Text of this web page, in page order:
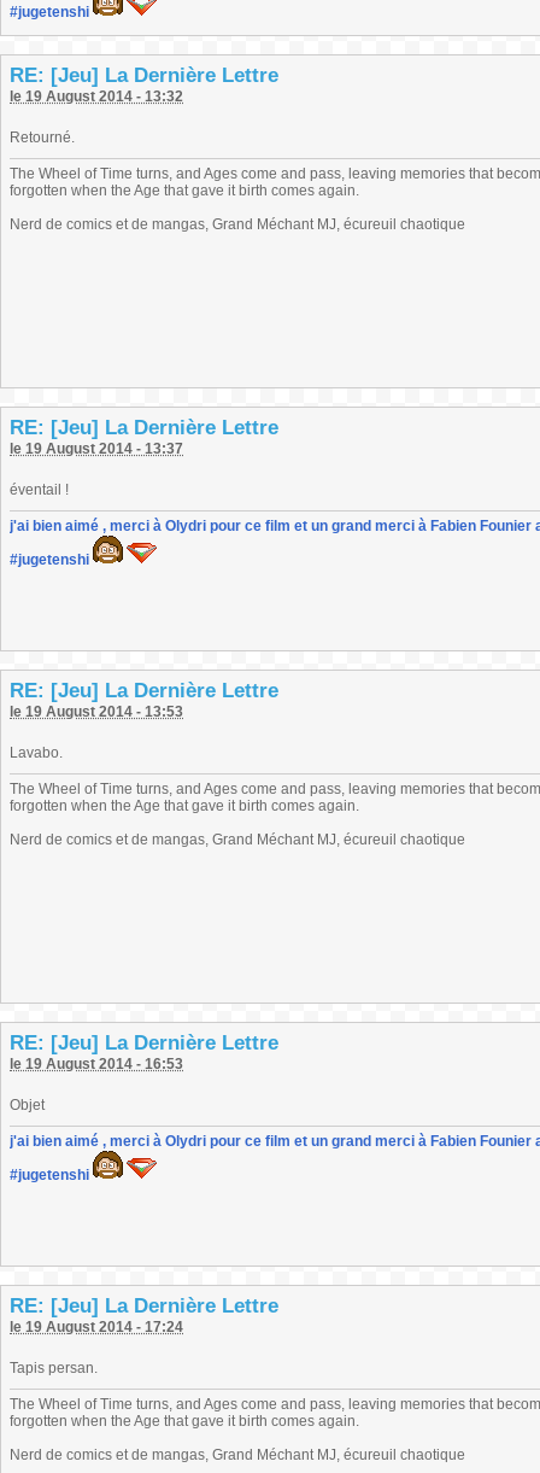
#jugetenshi
RE: [Jeu] La Dernière Lettre
le 19 August 2014 - 13:32
Retourné.
The Wheel of Time turns, and Ages come and pass, leaving memories that
forgotten when the Age that gave it birth comes again.
Nerd de comics et de mangas, Grand Méchant MJ, écureuil chaotique
RE: [Jeu] La Dernière Lettre
le 19 August 2014 - 13:37
éventail !
j'ai bien aimé , merci à Olydri pour ce film et un grand merci à Fabien
#jugetenshi
RE: [Jeu] La Dernière Lettre
le 19 August 2014 - 13:53
Lavabo.
The Wheel of Time turns, and Ages come and pass, leaving memories that
forgotten when the Age that gave it birth comes again.
Nerd de comics et de mangas, Grand Méchant MJ, écureuil chaotique
RE: [Jeu] La Dernière Lettre
le 19 August 2014 - 16:53
Objet
j'ai bien aimé , merci à Olydri pour ce film et un grand merci à Fabien
#jugetenshi
RE: [Jeu] La Dernière Lettre
le 19 August 2014 - 17:24
Tapis persan.
The Wheel of Time turns, and Ages come and pass, leaving memories that
forgotten when the Age that gave it birth comes again.
Nerd de comics et de mangas, Grand Méchant MJ, écureuil chaotique